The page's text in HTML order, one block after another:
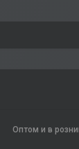
Оптом и в